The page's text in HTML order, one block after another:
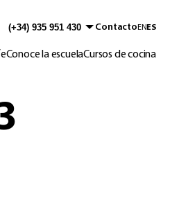
Contacto EN ES
Conoce la escuelaCursos de cocina